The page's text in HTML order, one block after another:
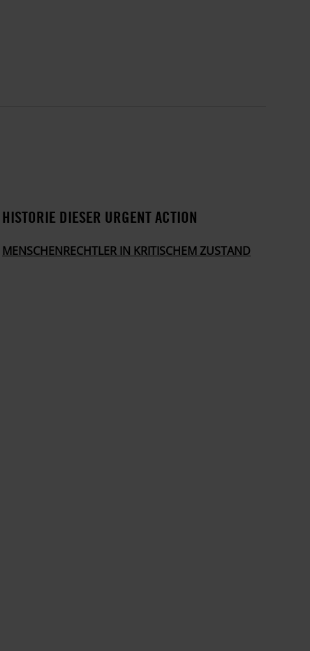
HISTORIE DIESER URGENT ACTION
MENSCHENRECHTLER IN KRITISCHEM ZUSTAND